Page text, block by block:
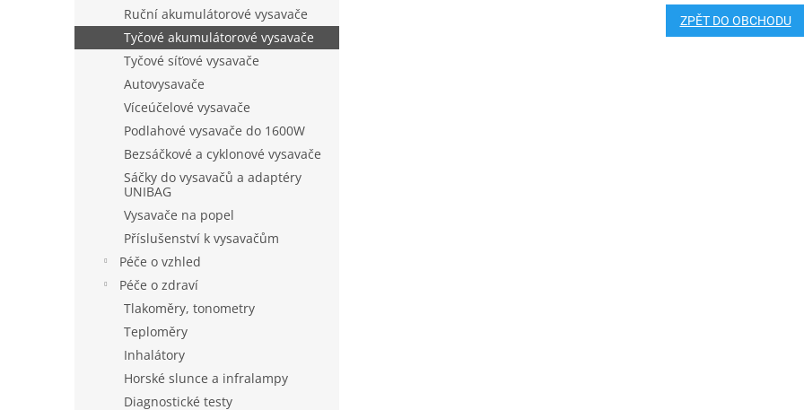
Ruční akumulátorové vysavače
Tyčové akumulátorové vysavače
Tyčové síťové vysavače
Autovysavače
Víceúčelové vysavače
Podlahové vysavače do 1600W
Bezsáčkové a cyklonové vysavače
Sáčky do vysavačů a adaptéry
UNIBAG
Vysavače na popel
Příslušenství k vysavačům
Péče o vzhled
Péče o zdraví
Tlakoměry, tonometry
Teploměry
Inhalátory
Horské slunce a infralampy
Diagnostické testy
ZPĚT DO OBCHODU